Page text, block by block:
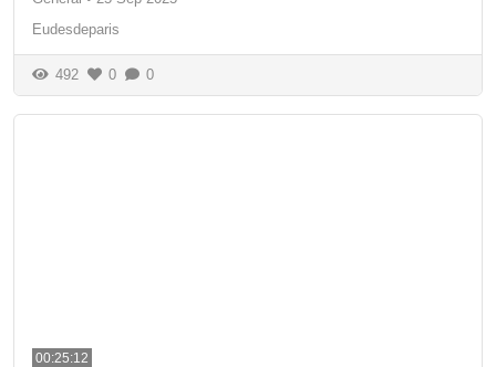
Eudesdeparis
492 0 0
00:25:12